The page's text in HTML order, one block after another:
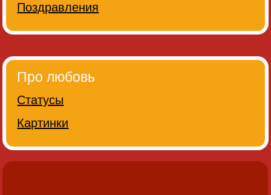
Поздравления
Про любовь
Статусы
Картинки